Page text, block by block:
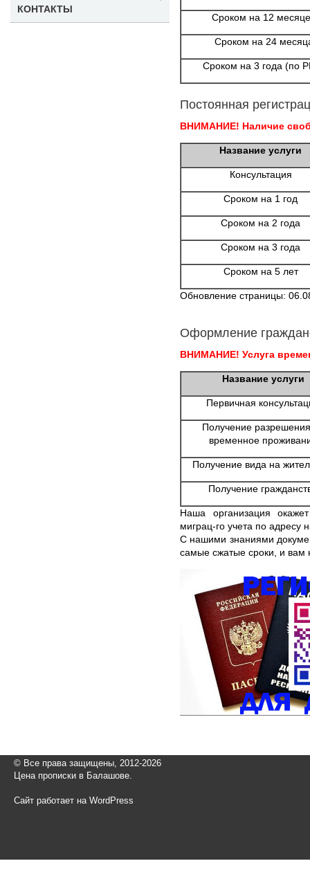
Сроком на 12
Сроком на 24
Сроком на 3 года (по
Постоянная
ВНИМАНИЕ! Наличие
Название услуги
Консультация
Сроком на 1 год
Сроком на 2 года
Сроком на 3 года
Сроком на 5 лет
Обновление страницы:
Оформление
ВНИМАНИЕ! Услуга
Название услуги
Первичная
Получение
временное
Получение вида на
Получение
Наша организация
миграц-го учета по адресу
С нашими знаниями
самые сжатые сроки, и вам
КОНТАКТЫ
© Все права защищены, 2012-2026
Цена прописки в Балашове.
Сайт работает на WordPress